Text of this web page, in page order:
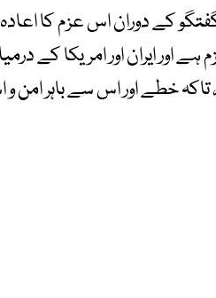
کے دوران اس عزم کا
اور ایران اور امریکا کے
خطے اور اس سے باہر امن و